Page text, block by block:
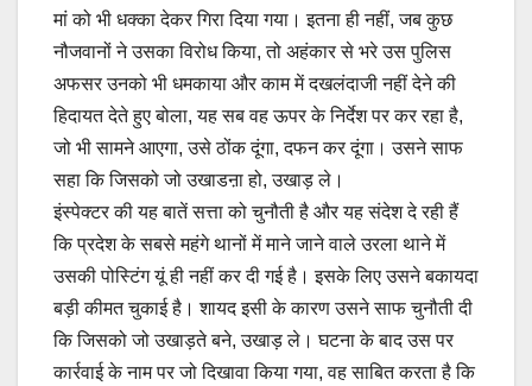
मां को भी धक्का देकर गिरा दिया गया। इतना ही नहीं, जब कुछ
नौजवानों ने उसका विरोध किया, तो अहंकार से भरे उस पुलिस
अफसर उनको भी धमकाया और काम में दखलंदाजी नहीं देने की
हिदायत देते हुए बोला, यह सब वह ऊपर के निर्देश पर कर रहा है,
जो भी सामने आएगा, उसे ठोंक दूंगा, दफन कर दूंगा। उसने साफ
सहा कि जिसको जो उखाडऩा हो, उखाड़ ले।
इंस्पेक्टर की यह बातें सत्ता को चुनौती है और यह संदेश दे रही हैं
कि प्रदेश के सबसे महंगे थानों में माने जाने वाले उरला थाने में
उसकी पोस्टिंग यूं ही नहीं कर दी गई है। इसके लिए उसने बकायदा
बड़ी कीमत चुकाई है। शायद इसी के कारण उसने साफ चुनौती दी
कि जिसको जो उखाड़ते बने, उखाड़ ले। घटना के बाद उस पर
कार्रवाई के नाम पर जो दिखावा किया गया, वह साबित करता है कि